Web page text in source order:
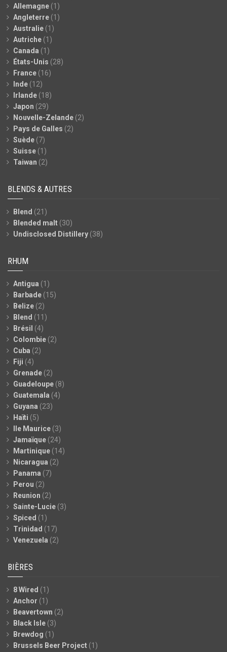
Allemagne (1)
Angleterre (1)
Australie (1)
Autriche (1)
Canada (1)
États-Unis (28)
France (16)
Inde (12)
Irlande (18)
Japon (29)
Nouvelle-Zelande (2)
Pays de Galles (2)
Suède (7)
Suisse (1)
Taiwan (2)
BLENDS & AUTRES
Blend (21)
Blended malt (30)
Undisclosed Distillery (38)
RHUM
Antigua (1)
Barbade (15)
Belize (2)
Blend (11)
Brésil (4)
Colombie (2)
Cuba (2)
Fiji (4)
Grenade (2)
Guadeloupe (8)
Guatemala (4)
Guyana (23)
Haïti (5)
Ile Maurice (3)
Jamaïque (24)
Martinique (14)
Nicaragua (2)
Panama (7)
Perou (2)
Reunion (2)
Sainte-Lucie (3)
Spiced (1)
Trinidad (17)
Venezuela (2)
BIÈRES
8 Wired (1)
Anchor (1)
Beavertown (2)
Black Isle (3)
Brewdog (1)
Brussels Beer Project (1)